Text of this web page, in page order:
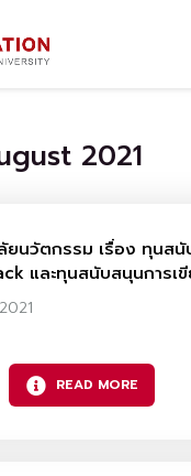
2021
ยนวัตกรรม เรื่อง ทุนส
และทุนสนับสนุนการเ
READ MORE